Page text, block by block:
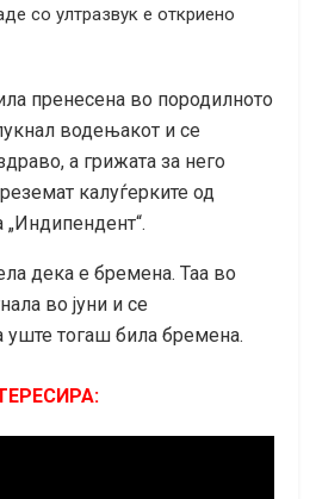
со ултразвук е откриено
пренесена во породилното
водењакот и се
а грижата за него
калуѓерките од
дека е бремена. Таа во
во јуни и се
уште тогаш била бремена.